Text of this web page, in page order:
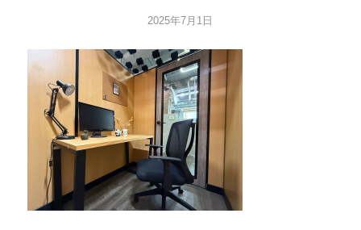
2025年7月1日